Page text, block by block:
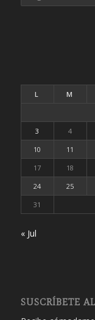
L M
3
4
10
11
17
18
24
25
31
« Jul
SUSCRÍBETE